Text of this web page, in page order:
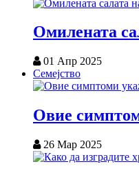
Омилената
01 Апр 2025
Семејство
Овие
26 Мар 2025